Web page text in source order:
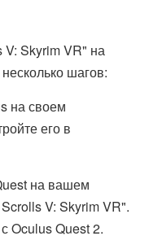
V: Skyrim VR" на
шагов:
на своем
его в
на вашем
V: Skyrim VR".
Oculus Quest 2.